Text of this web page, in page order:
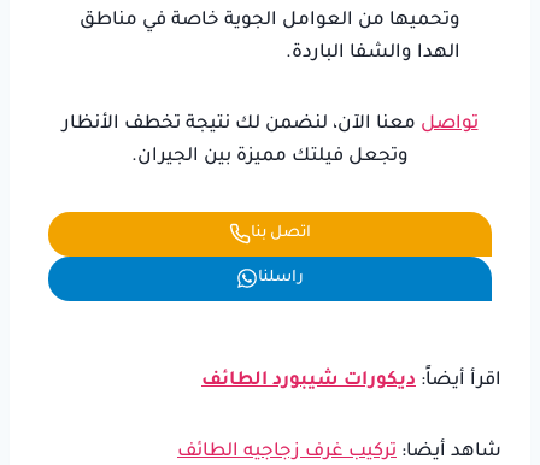
وتحميها من العوامل الجوية خاصة في مناطق
الهدا والشفا الباردة.
تواصل معنا الآن، لنضمن لك نتيجة تخطف الأنظار
وتجعل فيلتك مميزة بين الجيران.
اتصل بنا
راسلنا
اقرأ أيضاً: ديكورات شيبورد الطائف
شاهد أيضا: تركيب غرف زجاجيه الطائف